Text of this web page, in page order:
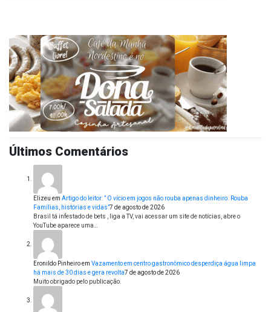
Últimos Comentários
Elizeu em Artigo do leitor: ” O vício em jogos não rouba apenas dinheiro. Rouba
Famílias, histórias e vidas”7 de agosto de 2026
Brasil tá infestado de bets , liga a TV, vai acessar um site de notícias, abre o
YouTube aparece uma…
Eronildo Pinheiroem Vazamento em centro gastronômico desperdiça água limpa
há mais de 30 dias e gera revolta7 de agosto de 2026
Muito obrigado pelo publicação.